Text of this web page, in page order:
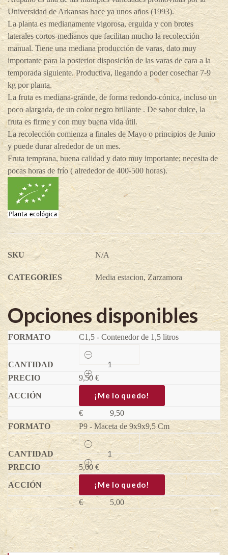
Universidad de Arkansas hace ya unos años (1993).
La planta es medianamente vigorosa, erguida y con brotes
laterales cortos-medianos que facilitan mucho la recolección
manual. Tiene una mediana producción de varas, dato muy
importante para la posterior disposición de las varas de cara a la
temporada siguiente. Productiva, llegando a poder cosechar 7-9
kg por planta.
La fruta es mediana-grande, de forma redondo-cónica, incluso un
poco alargada, de un color negro brillante . De sabor dulce, la
fruta es firme y con muy buena vida útil.
La recolección comienza a finales de Mayo o principios de Junio
y puede durar alrededor de un mes.
Fruta temprana, buena calidad y dato muy importante; necesita de
pocas horas de frío ( alrededor de 400-500 horas).
SKU N/A
CATEGORIES Media estacion,Zarzamora
Opciones disponibles
C1,5 - Contenedor de 1,5 litros
Zarzamora
espinas
Arapaho
-
Rubus
fruticosus
quantity
9,50 €
¡Me lo quedo!
€
9,50
P9 - Maceta de 9x9x9,5 Cm
Zarzamora
sin
espinas
Arapaho
-
Rubus
fruticosus
quantity
5,00€
¡Me lo quedo!
€ 5,00